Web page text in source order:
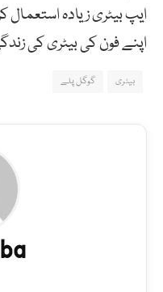
ایپ بیٹری زیادہ استعمال
اپنے فون کی بیٹری کی
بیٹری گوگل پلے